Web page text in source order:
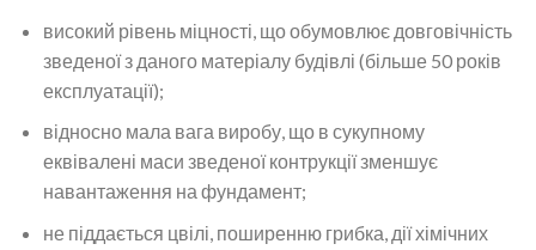
високий рівень міцності, що обумовлює довговічність
зведеної з даного матеріалу будівлі (більше 50 років
експлуатації);
відносно мала вага виробу, що в сукупному
еквівалені маси зведеної контрукції зменшує
навантаження на фундамент;
не піддається цвілі, поширенню грибка, дії хімічних